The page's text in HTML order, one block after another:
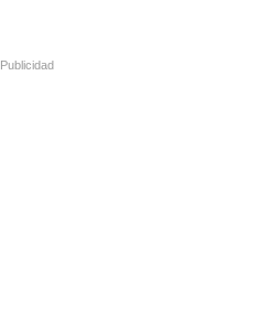
Publicidad